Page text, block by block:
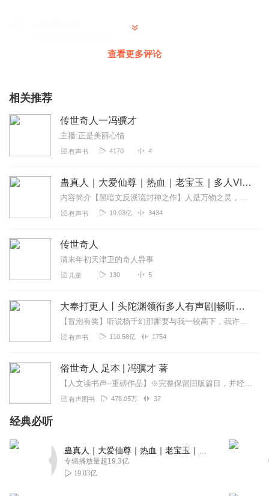
6666666666
2023-05-02
查看更多评论
相关推荐
传世奇人一冯骥才
主播:正是美丽心情
有声书 4170 4
蛊真人｜大爱仙尊｜热血｜老宝玉｜多人VIP免费有声剧
内容简介【黑暗文反派流封神之作】人是万物之灵，蛊是天地真精。一个穿越者不断重生的故事。一个养蛊、炼蛊、用蛊的奇特世界。配音组（男角色）老宝玉旁白...
有声书 19.03亿 3434
传世奇人
清末年初天津卫的奇人异事
儿童 130 5
大奉打更人丨头陀渊领衔多人有声剧|畅听全集|王鹤棣、田曦薇主演影视剧原著|卖报小郎君
【冒泡有奖】听说杨千幻那厮要与我一较高下，我许七安要开始装叉了！快进入声音播放页戳下方输入框，冒个泡偷偷告诉我，我要用哪些诗词才能胜过他？说得好的，有赏！202...
有声书 110.58亿 1754
俗世奇人 足本 | 冯骥才 著
【人文读书声--重磅作品】※完整保留旧版篇目，并经由冯骥才先生亲自重新修订！※收录冯骥才先生全新创作的18篇“俗世奇人”系列短篇小说，集成最完整版《俗世奇人...
有声图书 478.05万 37
经典必听
专辑播放量超19.3亿
19.03亿